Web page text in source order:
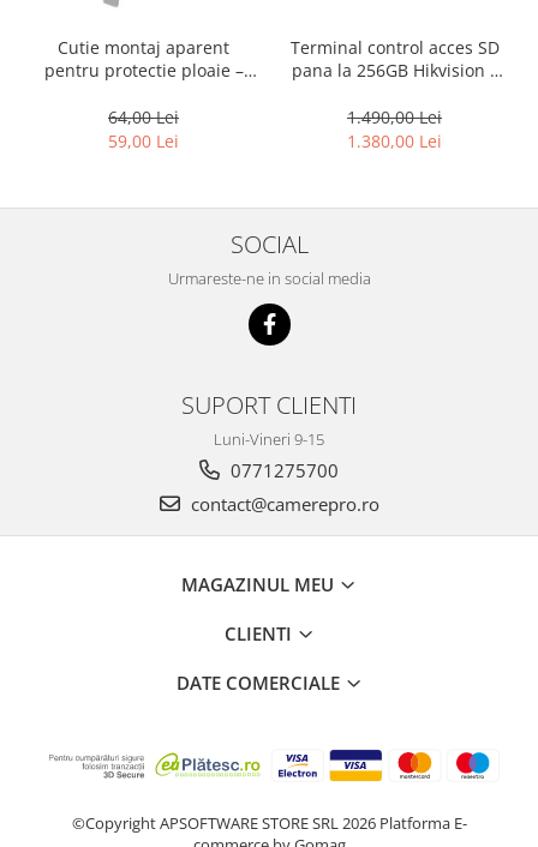
Cutie montaj aparent
pentru protectie ploaie –
64,00 Lei
59,00 Lei
Terminal control acces SD
pana la 256GB Hikvision –
amprenta + pin
1.490,00 Lei
1.380,00 Lei
SOCIAL
Urmareste-ne in social media
SUPORT CLIENTI
Luni-Vineri 9-15
0771275700
contact@camerepro.ro
MAGAZINUL MEU
CLIENTI
DATE COMERCIALE
©Copyright APSOFTWARE STORE SRL 2026 Platforma E-